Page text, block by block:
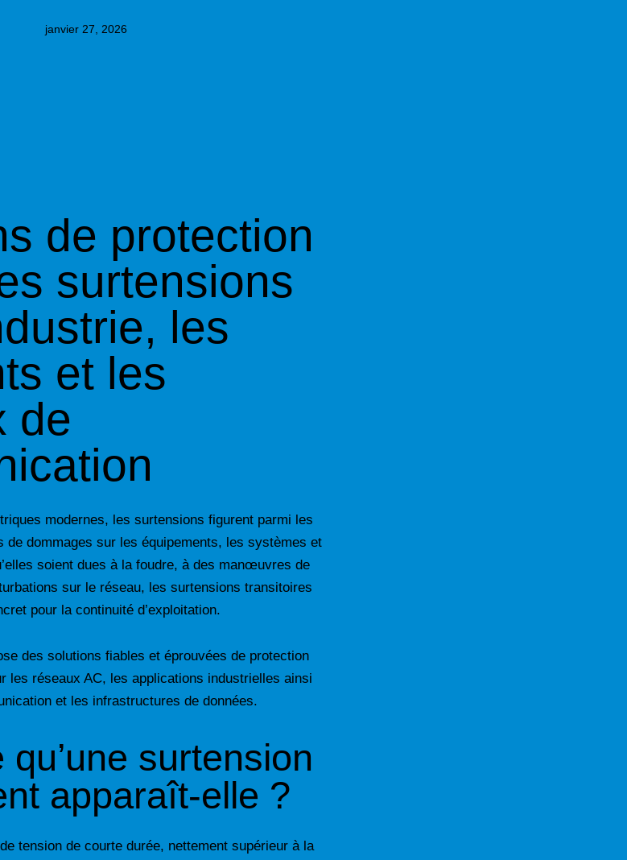
janvier 27, 2026
de protection
surtensions
les
et les
de
modernes, les surtensions figurent parmi les
de dommages sur les équipements, les systèmes et
soient dues à la foudre, à des manœuvres de
sur le réseau, les surtensions transitoires
pour la continuité d’exploitation.
des solutions fiables et éprouvées de protection
les réseaux AC, les applications industrielles ainsi
et les infrastructures de données.
qu’une surtension
apparaît-elle ?
tension de courte durée, nettement supérieur à la